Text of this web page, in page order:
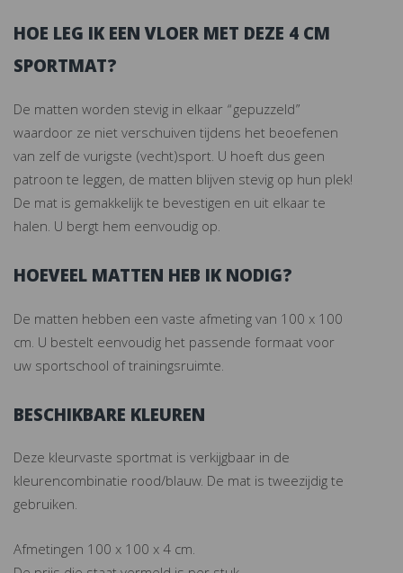
HOE LEG IK EEN VLOER MET DEZE 4 CM
SPORTMAT?
De matten worden stevig in elkaar “gepuzzeld”
waardoor ze niet verschuiven tijdens het beoefenen
van zelf de vurigste (vecht)sport. U hoeft dus geen
patroon te leggen, de matten blijven stevig op hun plek!
De mat is gemakkelijk te bevestigen en uit elkaar te
halen. U bergt hem eenvoudig op.
HOEVEEL MATTEN HEB IK NODIG?
De matten hebben een vaste afmeting van 100 x 100
cm. U bestelt eenvoudig het passende formaat voor
uw sportschool of trainingsruimte.
BESCHIKBARE KLEUREN
Deze kleurvaste sportmat is verkijgbaar in de
kleurencombinatie rood/blauw. De mat is tweezijdig te
gebruiken.
Afmetingen 100 x 100 x 4 cm.